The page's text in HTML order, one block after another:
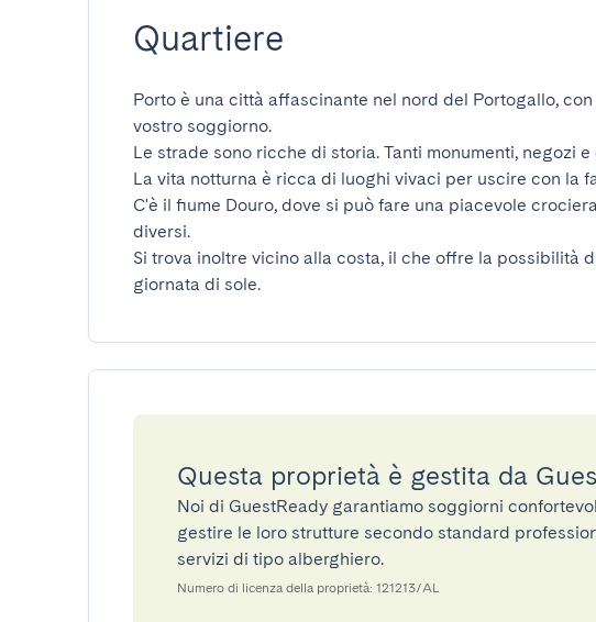
Quartiere
Porto è una città affascinante nel nord del Portogallo,
vostro soggiorno.
Le strade sono ricche di storia. Tanti monumenti, negozi e
La vita notturna è ricca di luoghi vivaci per uscire con la
C'è il fiume Douro, dove si può fare una piacevole
diversi.
Si trova inoltre vicino alla costa, il che offre la possibilità
giornata di sole.
Questa proprietà è gestita da
Noi di GuestReady garantiamo soggiorni
gestire le loro strutture secondo standard
servizi di tipo alberghiero.
Numero di licenza della proprietà: 121213/AL